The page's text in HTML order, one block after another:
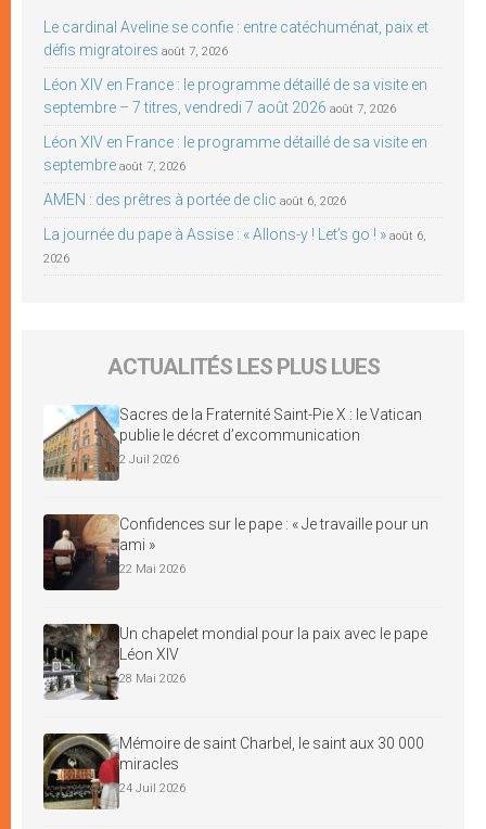
Le cardinal Aveline se confie : entre catéchuménat, paix et
défis migratoires août 7, 2026
Léon XIV en France : le programme détaillé de sa visite en
septembre – 7 titres, vendredi 7 août 2026 août 7, 2026
Léon XIV en France : le programme détaillé de sa visite en
septembre août 7, 2026
AMEN : des prêtres à portée de clic août 6, 2026
La journée du pape à Assise : « Allons-y ! Let’s go ! » août 6,
2026
ACTUALITÉS LES PLUS LUES
Sacres de la Fraternité Saint-Pie X : le Vatican
publie le décret d’excommunication
2 Juil 2026
Confidences sur le pape : « Je travaille pour un
ami »
22 Mai 2026
Un chapelet mondial pour la paix avec le pape
Léon XIV
28 Mai 2026
Mémoire de saint Charbel, le saint aux 30 000
miracles
24 Juil 2026